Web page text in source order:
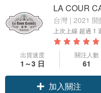
LA COUR
台灣 | 2021 開
上次上線 超過 1
出貨速度
1～3 日
關注人數
61
加入關注